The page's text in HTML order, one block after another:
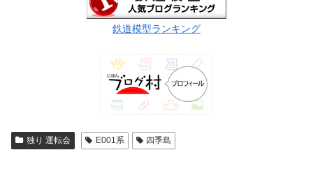
鉄道模型ランキング
独り 運転会 E001系 四季島